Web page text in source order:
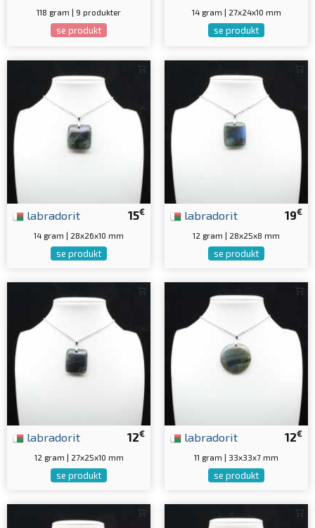
118 gram | 9 produkter
se produkt
14 gram | 27x24x10 mm
se produkt
15€
labradorit
14 gram | 28x26x10 mm
se produkt
19€
labradorit
12 gram | 28x25x8 mm
se produkt
12€
labradorit
12 gram | 27x25x10 mm
se produkt
12€
labradorit
11 gram | 33x33x7 mm
se produkt